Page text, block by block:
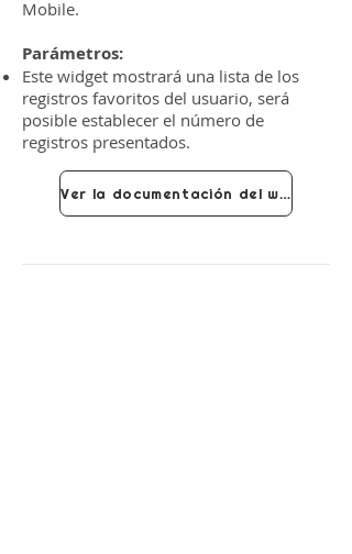
Mobile.
Parámetros:
Este widget mostrará una lista de los
registros favoritos del usuario, será
posible establecer el número de
registros presentados.
Ver la documentación del widget